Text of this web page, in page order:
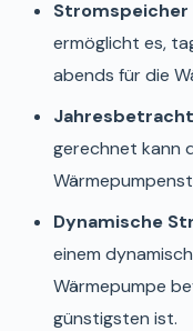
Stromspeicher
ermöglicht es,
abends für die
gerechnet kann
Dynamische
einem
Wärmepumpe
günstigsten ist.